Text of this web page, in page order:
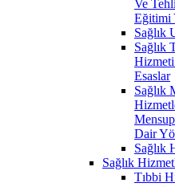
Ve
Eğitimi
Sağlık
Sağlık
Esaslar
Sağlık
Dair
Sağlık
Sağlık
Tıbbi